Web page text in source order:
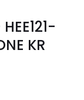
KR